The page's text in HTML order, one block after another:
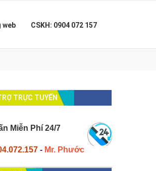
web CSKH: 0904 072 157
TRỰC TUYẾN
Miễn Phí 24/7
- Mr. Phước